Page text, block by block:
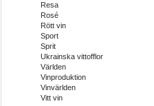
Resa
Rosé
Rött vin
Sport
Sprit
Ukrainska vittofflor
Världen
Vinproduktion
Vinvärlden
Vitt vin